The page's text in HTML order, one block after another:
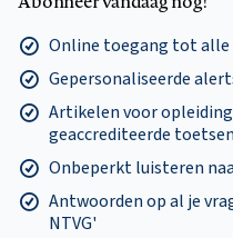
Online toegang tot
Gepersonaliseerde
Artikelen voor
geaccrediteerde
Onbeperkt luisteren
Antwoorden op al je
NTVG'